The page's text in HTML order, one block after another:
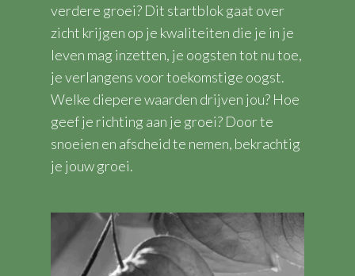
verdere groei? Dit startblok gaat over
zicht krijgen op je kwaliteiten die je in je
leven mag inzetten, je oogsten tot nu toe,
je verlangens voor toekomstige oogst.
Welke diepere waarden drijven jou? Hoe
geef je richting aan je groei? Door te
snoeien en afscheid te nemen, bekrachtig
je jouw groei.